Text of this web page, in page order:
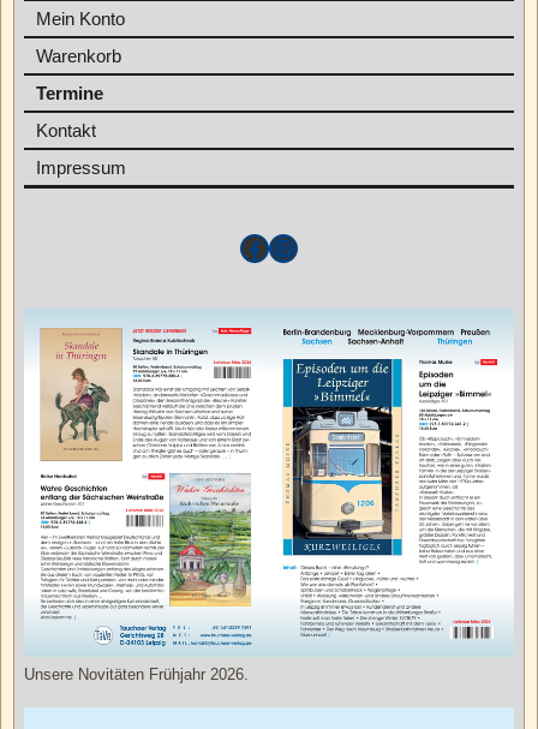
Mein Konto
Warenkorb
Termine
Kontakt
Impressum
Unsere Novitäten Frühjahr 2026.